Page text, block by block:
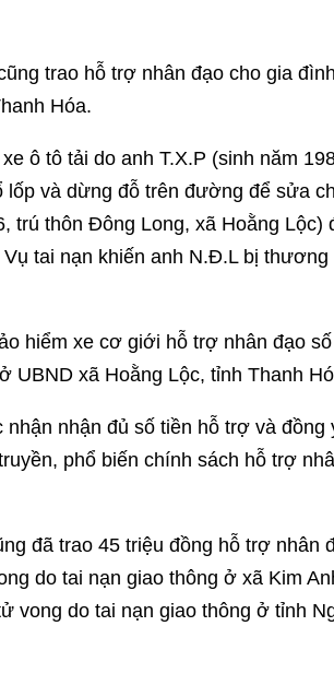
trao hỗ trợ nhân đạo cho gia
Hóa.
ô tô tải do anh T.X.P (sinh năm
lốp và dừng đỗ trên đường để sửa
trú thôn Đông Long, xã Hoằng Lộc)
tai nạn khiến anh N.Đ.L bị
hiểm xe cơ giới hỗ trợ nhân đạo
UBND xã Hoằng Lộc, tỉnh Thanh
nhận đủ số tiền hỗ trợ và đồng
phổ biến chính sách hỗ trợ
đã trao 45 triệu đồng hỗ trợ nhân
do tai nạn giao thông ở xã Kim
vong do tai nạn giao thông ở tỉnh